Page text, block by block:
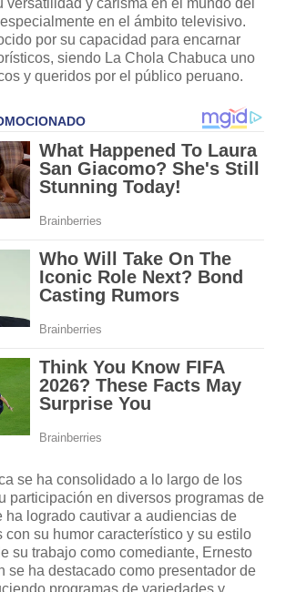
versatilidad y carisma en el mundo del
en el ámbito televisivo.
por su capacidad para encarnar
siendo La Chola Chabuca uno
y queridos por el público peruano.
se ha consolidado a lo largo de los
participación en diversos programas de
ha logrado cautivar a audiencias de
con su humor característico y su estilo
su trabajo como comediante, Ernesto
se ha destacado como presentador de